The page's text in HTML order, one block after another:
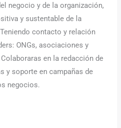
negocio y de la organización,
y sustentable de la
contacto y relación
ONGs, asociaciones y
en la redacción de
y soporte en campañas de
negocios.